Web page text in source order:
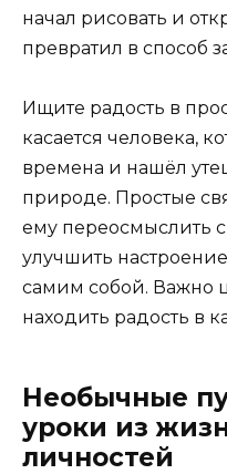
начал рисовать и
превратил в способ
Ищите радость в
касается человека,
времена и нашёл
природе. Простые
ему переосмыслить
улучшить
самим собой. Важно
находить радость в
Необычные
уроки из
личностей